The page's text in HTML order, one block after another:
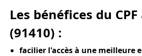
Les bénéfices du
(91410) :
facilier l'accès à une meilleure